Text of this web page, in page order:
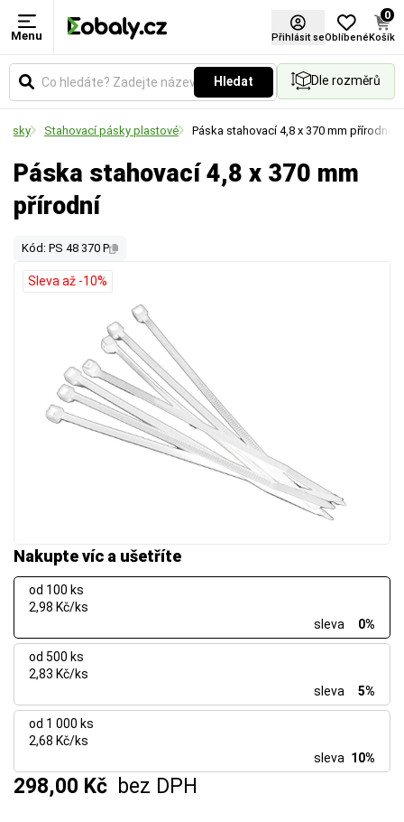
Menu Přihlásit seOblíbené
0
Košík
Hledat Dle rozměrů
Stahovací pásky plastové Páska stahovací 4,8 x 370 mm přírodní
Páska stahovací 4,8 x 370 mm
přírodní
Kód: PS 48 370 P
Nakupte víc a ušetříte
od 100 ks
2,98 Kč/ks
sleva
0%
od 500 ks
2,83 Kč/ks
sleva
5%
od 1 000 ks
2,68 Kč/ks
sleva 10%
298,00 Kč bez DPH
Sleva až -10%